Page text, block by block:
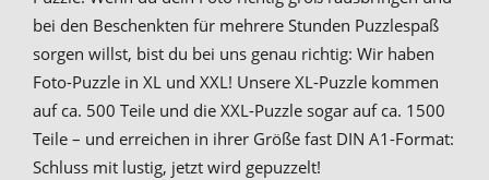
bei den Beschenkten für mehrere Stunden Puzzlespaß
sorgen willst, bist du bei uns genau richtig: Wir haben
Foto-Puzzle in XL und XXL! Unsere XL-Puzzle kommen
auf ca. 500 Teile und die XXL-Puzzle sogar auf ca. 1500
Teile – und erreichen in ihrer Größe fast DIN A1-Format:
Schluss mit lustig, jetzt wird gepuzzelt!